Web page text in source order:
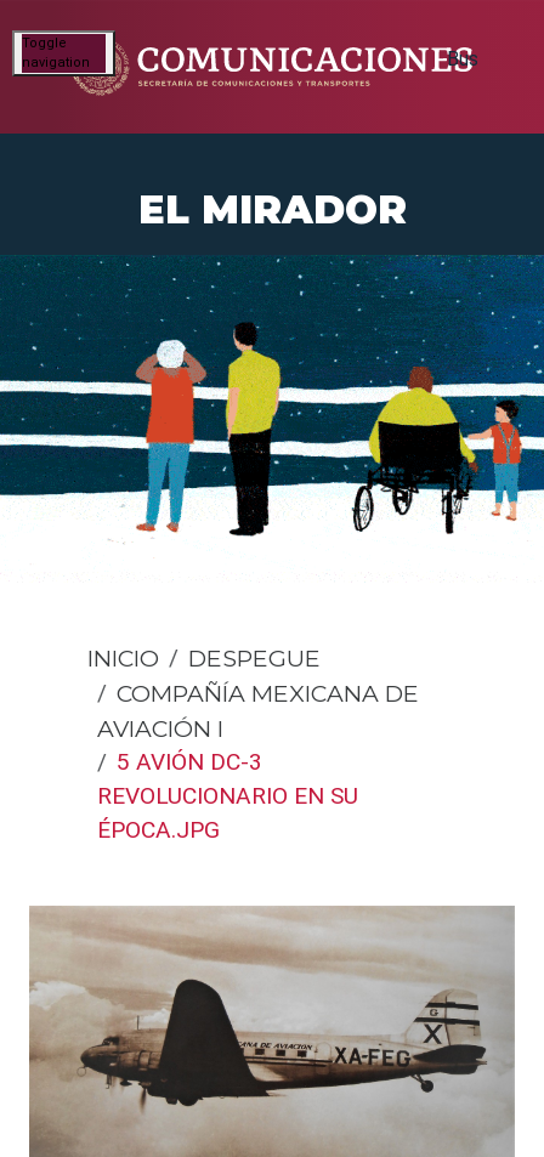
Toggle
navigation
EL MIRADOR
INICIO
DESPEGUE
COMPAÑÍA MEXICANA DE
AVIACIÓN I
5 AVIÓN DC-3
REVOLUCIONARIO EN SU
ÉPOCA.JPG